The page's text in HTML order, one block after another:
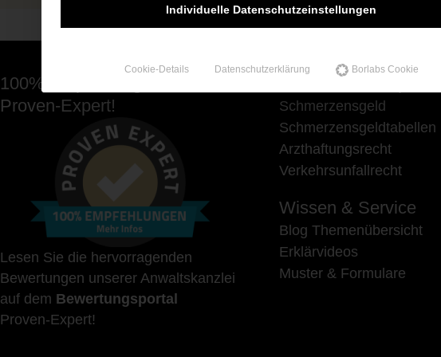
100% Empfehlungen auf
Proven-Expert!
Lesen Sie die hervorragenden
Bewertungen unserer Anwaltskanzlei
auf dem Bewertungsportal
Proven-Expert!
Unsere Schwerpunkte
Schmerzensgeld
Schmerzensgeldtabellen
Arzthaftungsrecht
Verkehrsunfallrecht
Wissen & Service
Blog Themenübersicht
Erklärvideos
Muster & Formulare
Individuelle Datenschutzeinstellungen
Cookie-Details Datenschutzerklärung Borlabs Cookie